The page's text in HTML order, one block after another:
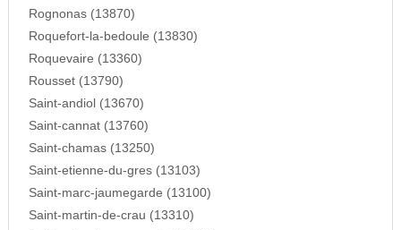
Rognonas (13870)
Roquefort-la-bedoule (13830)
Roquevaire (13360)
Rousset (13790)
Saint-andiol (13670)
Saint-cannat (13760)
Saint-chamas (13250)
Saint-etienne-du-gres (13103)
Saint-marc-jaumegarde (13100)
Saint-martin-de-crau (13310)